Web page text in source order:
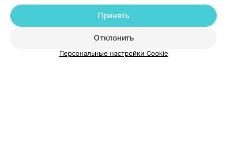
замечательных врачей, как Вы, будет больше в нашей
системе здравоохранения! С уважением, Григорий
Федорович Вилюха.
Добавить компанию
Добавить специалиста
Отклонить
Принять
Персональные настройки Cookie